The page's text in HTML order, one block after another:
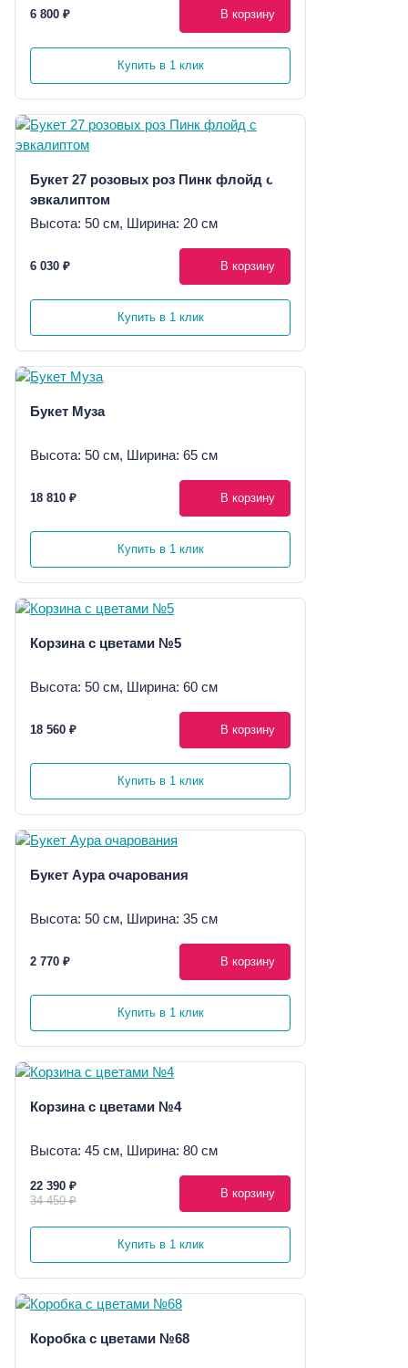
6 800 ₽ В корзину
Купить в 1 клик
Букет 27 розовых роз Пинк флойд с
эвкалиптом
Высота: 50 см, Ширина: 20 см
6 030 ₽ В корзину
Купить в 1 клик
Букет Муза
Высота: 50 см, Ширина: 65 см
18 810 ₽ В корзину
Купить в 1 клик
Корзина с цветами №5
Высота: 50 см, Ширина: 60 см
18 560 ₽ В корзину
Купить в 1 клик
Букет Аура очарования
Высота: 50 см, Ширина: 35 см
2 770 ₽ В корзину
Купить в 1 клик
Корзина с цветами №4
Высота: 45 см, Ширина: 80 см
22 390 ₽
34 450 ₽
В корзину
Купить в 1 клик
Коробка с цветами №68